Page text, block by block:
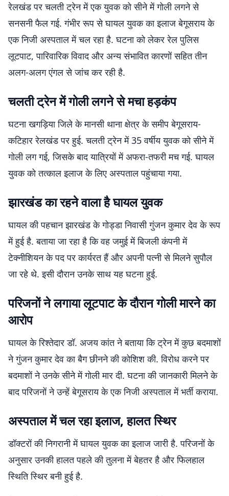
रेलखंड पर चलती ट्रेन में एक युवक को सीने में गोली लगने से
सनसनी फैल गई. गंभीर रूप से घायल युवक का इलाज बेगूसराय के
एक निजी अस्पताल में चल रहा है. घटना को लेकर रेल पुलिस
लूटपाट, पारिवारिक विवाद और अन्य संभावित कारणों सहित तीन
अलग-अलग एंगल से जांच कर रही है.
चलती ट्रेन में गोली लगने से मचा हड़कंप
घटना खगड़िया जिले के मानसी थाना क्षेत्र के समीप बेगूसराय-
कटिहार रेलखंड पर हुई. चलती ट्रेन में 35 वर्षीय युवक को सीने में
गोली लग गई, जिसके बाद यात्रियों में अफरा-तफरी मच गई. घायल
युवक को तत्काल इलाज के लिए अस्पताल पहुंचाया गया.
झारखंड का रहने वाला है घायल युवक
घायल की पहचान झारखंड के गोड्डा निवासी गुंजन कुमार देव के रूप
में हुई है. बताया जा रहा है कि वह जमुई में बिजली कंपनी में
टेक्नीशियन के पद पर कार्यरत हैं और अपनी पत्नी से मिलने सुपौल
जा रहे थे. इसी दौरान उनके साथ यह घटना हुई.
परिजनों ने लगाया लूटपाट के दौरान गोली मारने का
आरोप
घायल के रिश्तेदार डॉ. अजय कांत ने बताया कि ट्रेन में कुछ बदमाशों
ने गुंजन कुमार देव का बैग छीनने की कोशिश की. विरोध करने पर
बदमाशों ने उनके सीने में गोली मार दी. घटना की जानकारी मिलने के
बाद परिजनों ने उन्हें बेगूसराय के एक निजी अस्पताल में भर्ती कराया.
अस्पताल में चल रहा इलाज, हालत स्थिर
डॉक्टरों की निगरानी में घायल युवक का इलाज जारी है. परिजनों के
अनुसार उनकी हालत पहले की तुलना में बेहतर है और फिलहाल
स्थिति स्थिर बनी हुई है.